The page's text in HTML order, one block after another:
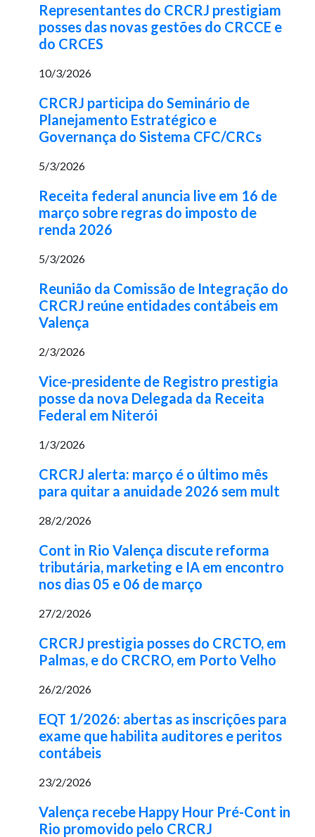
Representantes do CRCRJ prestigiam
posses das novas gestões do CRCCE e
do CRCES
10/3/2026
CRCRJ participa do Seminário de
Planejamento Estratégico e
Governança do Sistema CFC/CRCs
5/3/2026
Receita federal anuncia live em 16 de
março sobre regras do imposto de
renda 2026
5/3/2026
Reunião da Comissão de Integração do
CRCRJ reúne entidades contábeis em
Valença
2/3/2026
Vice-presidente de Registro prestigia
posse da nova Delegada da Receita
Federal em Niterói
1/3/2026
CRCRJ alerta: março é o último mês
para quitar a anuidade 2026 sem mult
28/2/2026
Cont in Rio Valença discute reforma
tributária, marketing e IA em encontro
nos dias 05 e 06 de março
27/2/2026
CRCRJ prestigia posses do CRCTO, em
Palmas, e do CRCRO, em Porto Velho
26/2/2026
EQT 1/2026: abertas as inscrições para
exame que habilita auditores e peritos
contábeis
23/2/2026
Valença recebe Happy Hour Pré-Cont in
Rio promovido pelo CRCRJ